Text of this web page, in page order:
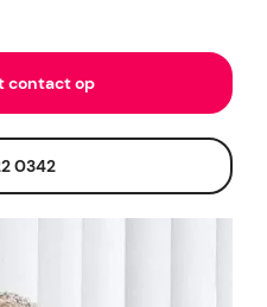
contact op
0342